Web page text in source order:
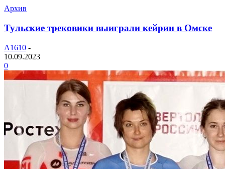
Архив
Тульские трековики выиграли кейрин в Омске
A1610 -
10.09.2023
0